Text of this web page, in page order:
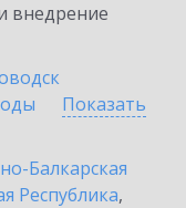
внедрение
Показать
Балкарская
Республика,